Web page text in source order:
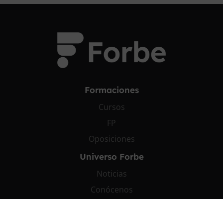
Formaciones
Cursos
FP
Oposiciones
Universo Forbe
Noticias
Conócenos